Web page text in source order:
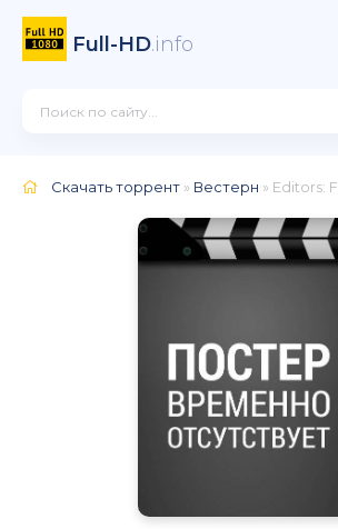
Full-HD.info
Скачать торрент » Вестерн » Editors: